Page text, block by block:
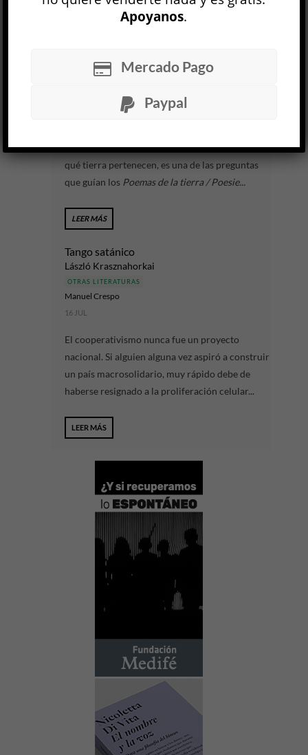
Poesie della terra / Poemas de la tierra
Alessio Brandolini
De qué están hechos los poemas y las historias, a
qué tierra pertenecen, es una de las preguntas
que guían los Poemas de la tierra / Poesie...
LEER MÁS
Tango satánico
László Krasznahorkai
OTRAS LITERATURAS
Manuel Crespo
16 JUL
El cooperativismo nunca fue un proyecto
nacional. Si alguien alguna vez aspiró a construir
un país macrosolidario, muy rápido debe de
haberse resignado a la proliferación celular...
LEER MÁS
Apoyanos.
Mercado Pago
Paypal